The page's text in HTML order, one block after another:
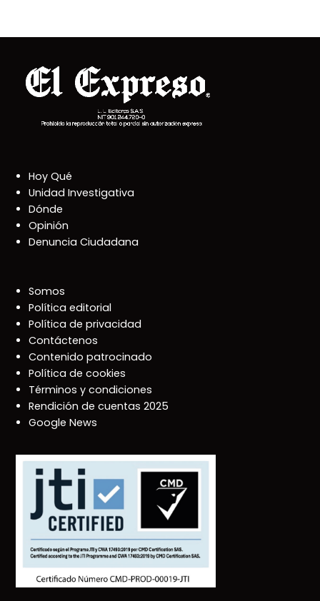
Hoy Qué
Unidad Investigativa
Dónde
Opinión
Denuncia Ciudadana
Somos
Política editorial
Política de privacidad
Contáctenos
Contenido patrocinado
Política de cookies
Términos y condiciones
Rendición de cuentas 2025
Google News